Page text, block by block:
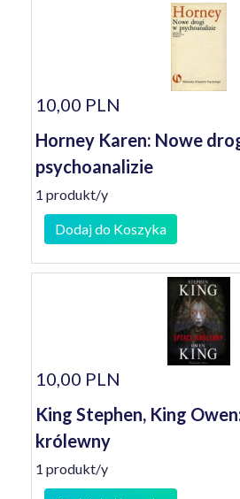
10,00 PLN
Horney Karen: Nowe
psychoanalizie
1 produkt/y
Dodaj do Koszyka
10,00 PLN
King Stephen, King
królewny
1 produkt/y